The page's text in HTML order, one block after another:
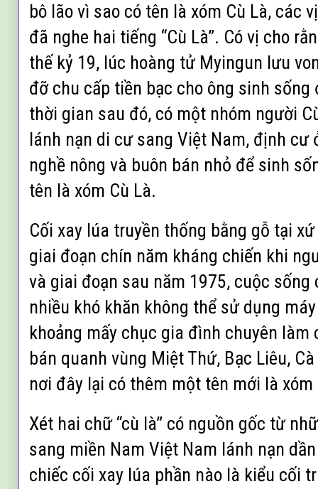
bô lão vì sao có tên là xóm Cù Là, các
đã nghe hai tiếng “Cù Là”. Có vị cho
thế kỷ 19, lúc hoàng tử Myingun lưu
đỡ chu cấp tiền bạc cho ông sinh sống
thời gian sau đó, có một nhóm người
lánh nạn di cư sang Việt Nam, định cư
nghề nông và buôn bán nhỏ để sinh
tên là xóm Cù Là.
Cối xay lúa truyền thống bằng gỗ tại
giai đoạn chín năm kháng chiến khi
và giai đoạn sau năm 1975, cuộc
nhiều khó khăn không thể sử dụng
khoảng mấy chục gia đình chuyên làm
bán quanh vùng Miệt Thứ, Bạc Liêu,
nơi đây lại có thêm một tên mới là xóm
Xét hai chữ “cù là” có nguồn gốc từ
sang miền Nam Việt Nam lánh nạn
chiếc cối xay lúa phần nào là kiểu cối